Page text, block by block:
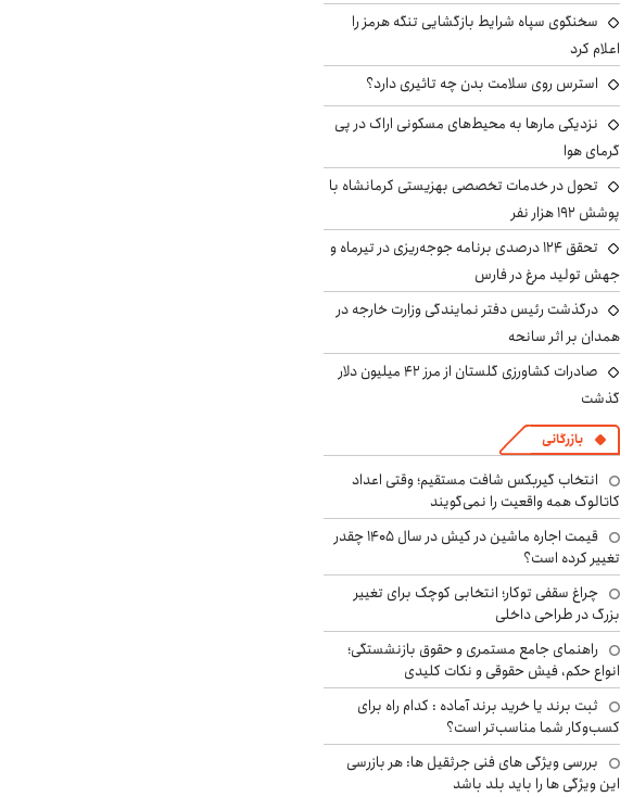
سخنگوی سپاه شرایط بازگشایی تنگه هرمز را
اعلام کرد
استرس روی سلامت بدن چه تاثیری دارد؟
نزدیکی مارها به محیط‌های مسکونی اراک در پی
گرمای هوا
تحول در خدمات تخصصی بهزیستی کرمانشاه با
پوشش ۱۹۲ هزار نفر
تحقق ۱۲۴ درصدی برنامه جوجه‌ریزی در تیرماه و
جهش تولید مرغ در فارس
درگذشت رئیس دفتر نمایندگی وزارت خارجه در
همدان بر اثر سانحه
صادرات کشاورزی گلستان از مرز ۴۲ میلیون دلار
گذشت
بازرگانی
انتخاب گیربکس شافت مستقیم؛ وقتی اعداد
کاتالوگ همه واقعیت را نمی‌گویند
قیمت اجاره ماشین در کیش در سال ۱۴۰۵ چقدر
تغییر کرده است؟
چراغ سقفی توکار؛ انتخابی کوچک برای تغییر
بزرگ در طراحی داخلی
راهنمای جامع مستمری و حقوق بازنشستگی؛
انواع حکم، فیش حقوقی و نکات کلیدی
ثبت برند یا خرید برند آماده : کدام راه برای
کسب‌وکار شما مناسب‌تر است؟
بررسی ویژگی های فنی جرثقیل ها: هر بازرسی
این ویژگی ها را باید بلد باشد